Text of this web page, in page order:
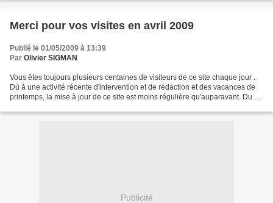
Merci pour vos visites en avril 2009
Publié le 01/05/2009 à 13:39
Par Olivier SIGMAN
Vous êtes toujours plusieurs centaines de visiteurs de ce site chaque jour .
Dù à une activité récente d'intervention et de rédaction et des vacances de
printemps, la mise à jour de ce site est moins régulière qu'auparavant. Du 16
Publicité